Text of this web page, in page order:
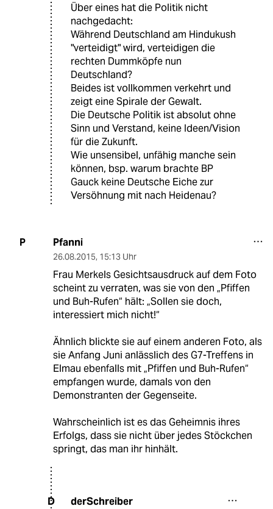
Über eines hat die Politik nicht
nachgedacht:
Während Deutschland am Hindukush
"verteidigt" wird, verteidigen die
rechten Dummköpfe nun
Deutschland?
Beides ist vollkommen verkehrt und
zeigt eine Spirale der Gewalt.
Die Deutsche Politik ist absolut ohne
Sinn und Verstand, keine Ideen/Vision
für die Zukunft.
Wie unsensibel, unfähig manche sein
können, bsp. warum brachte BP
Gauck keine Deutsche Eiche zur
Versöhnung mit nach Heidenau?
P Pfanni
26.08.2015, 15:13 Uhr
Frau Merkels Gesichtsausdruck auf dem Foto
scheint zu verraten, was sie von den „Pfiffen
und Buh-Rufen“ hält: „Sollen sie doch,
interessiert mich nicht!“
Ähnlich blickte sie auf einem anderen Foto, als
sie Anfang Juni anlässlich des G7-Treffens in
Elmau ebenfalls mit „Pfiffen und Buh-Rufen“
empfangen wurde, damals von den
Demonstranten der Gegenseite.
Wahrscheinlich ist es das Geheimnis ihres
Erfolgs, dass sie nicht über jedes Stöckchen
springt, das man ihr hinhält.
D derSchreiber